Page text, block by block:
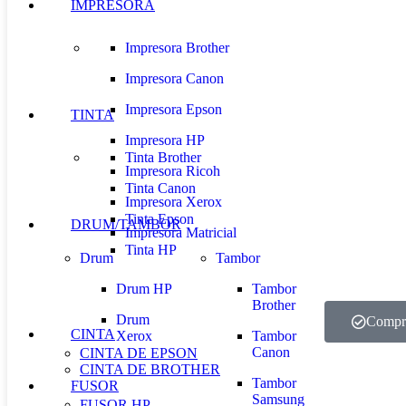
IMPRESORA
Impresora Brother
Impresora Canon
Impresora Epson
Impresora HP
Impresora Ricoh
Impresora Xerox
Impresora Matricial
TINTA
Tinta Brother
Tinta Canon
Tinta Epson
Tinta HP
DRUM/TAMBOR
Drum
Drum HP
Drum
Xerox
Tambor
Tambor
Brother
Tambor
Canon
Tambor
Samsung
CINTA
CINTA DE EPSON
CINTA DE BROTHER
FUSOR